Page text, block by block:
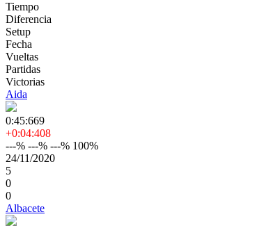
Tiempo
Diferencia
Setup
Fecha
Vueltas
Partidas
Victorias
Aida
0:45:669
+0:04:408
---% ---% ---% 100%
24/11/2020
5
0
0
Albacete